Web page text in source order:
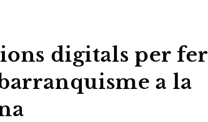
digitals per fer
a la